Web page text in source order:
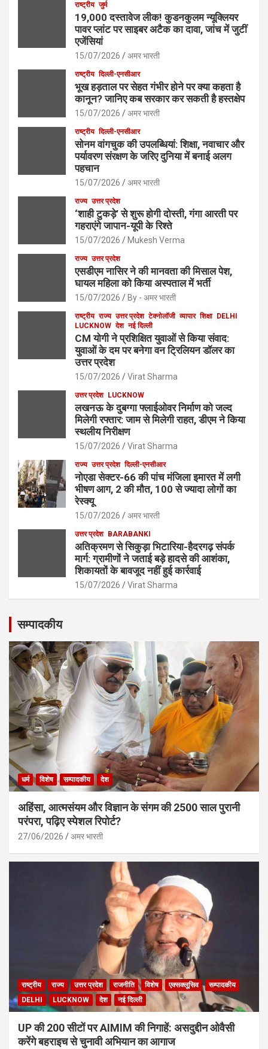
राष्ट्रीय जुर्म
19,000 दस्तावेज लीक! कुडनकुलम न्यूक्लियर
पावर प्लांट पर साइबर अटैक का दावा, जांच में जुटीं
एजेंसियां
15/07/2026 अमर भारती
राष्ट्रीय दिल्ली-एनसीआर
भूख हड़ताल पर सेहत गंभीर होने पर क्या कहता है
कानून? जानिए कब सरकार कर सकती है हस्तक्षेप
15/07/2026 अमर भारती
राष्ट्रीय दिल्ली-एनसीआर
सोनम वांगचुक की उपलब्धियां: शिक्षा, नवाचार और
पर्यावरण संरक्षण के जरिए दुनिया में बनाई अलग
पहचान
15/07/2026 अमर भारती
राज्य उत्तर प्रदेश
‘शाही टुकड़े’ से शुरू होगी दोस्ती, गंगा आरती पर
गहराएंगे जापान-यूपी के रिश्ते
15/07/2026 Mukesh Verma
राज्य उत्तर प्रदेश
एसडीएम नासिर ने की मानवता की मिसाल पेश,
घायल महिला को किया अस्पताल में भर्ती
15/07/2026 By - अमर भारती
राष्ट्रीय राज्य उत्तर प्रदेश टेक्नोलॉजी व्यापार शिक्षा
DELHI
LUCKNOW देश नई दिल्ली
CM योगी ने प्रशिक्षित युवाओं से किया संवाद:
युवाओं के दम पर बनेगा वन ट्रिलियन डॉलर का
उत्तर प्रदेश
15/07/2026 Virat Sharma
उत्तर प्रदेश LUCKNOW
लखनऊ के दुबग्गा फ्लाईओवर निर्माण को जल्द
मिलेगी रफ्तार: जाम से मिलेगी राहत, डीएम ने किया
स्थलीय निरीक्षण
15/07/2026 Virat Sharma
राज्य उत्तर प्रदेश दिल्ली-एनसीआर
नोएडा सेक्टर-66 की पांच मंजिला इमारत में लगी
भीषण आग, 2 की मौत, 100 से ज्यादा लोगों का
रेस्क्यू
15/07/2026 अमर भारती
उत्तर प्रदेश BARABANKI
अतिक्रमण से सिकुड़ा भिटारिया-हैदरगढ़ संपर्क
मार्ग: ग्रामीणों ने जताई बड़े हादसे की आशंका,
शिकायतों के बावजूद नहीं हुई कार्रवाई
15/07/2026 Virat Sharma
सम्पादकीय
धर्म विशेष सम्पादकीय देश
अहिंसा, आत्मसंयम और विज्ञान के संगम की 2500 साल पुरानी
परंपरा, पढ़िए स्पेशल रिपोर्ट?
27/06/2026 अमर भारती
राष्ट्रीय राज्य उत्तर प्रदेश राजनीति विशेष एक्सक्लूसिव
सम्पादकीय
DELHI
LUCKNOW देश नई दिल्ली
UP की 200 सीटों पर AIMIM की निगाहें: असदुद्दीन ओवैसी
करेंगे बहराइच से चुनावी अभियान का आगाज